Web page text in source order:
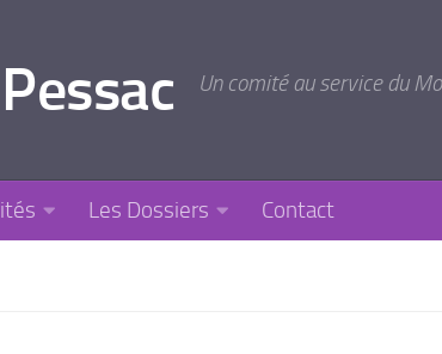
Un comité au service du
Les Dossiers Contact